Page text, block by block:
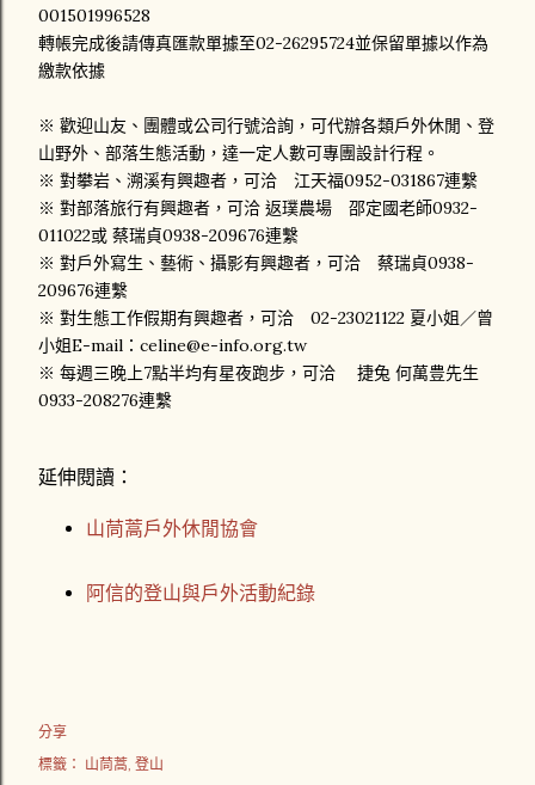
001501996528
轉帳完成後請傳真匯款單據至02-26295724並保留單據以作為
繳款依據
※ 歡迎山友、團體或公司行號洽詢，可代辦各類戶外休閒、登
山野外、部落生態活動，達一定人數可專團設計行程。
※ 對攀岩、溯溪有興趣者，可洽 江天福0952-031867連繫
※ 對部落旅行有興趣者，可洽 返璞農場 邵定國老師0932-
011022或 蔡瑞貞0938-209676連繫
※ 對戶外寫生、藝術、攝影有興趣者，可洽 蔡瑞貞0938-
209676連繫
※ 對生態工作假期有興趣者，可洽 02-23021122 夏小姐／曾
小姐E-mail：celine@e-info.org.tw
※ 每週三晚上7點半均有星夜跑步，可洽 捷兔 何萬豊先生
0933-208276連繫
延伸閱讀：
山茼蒿戶外休閒協會
阿信的登山與戶外活動紀錄
分享
標籤： 山茼蒿 登山